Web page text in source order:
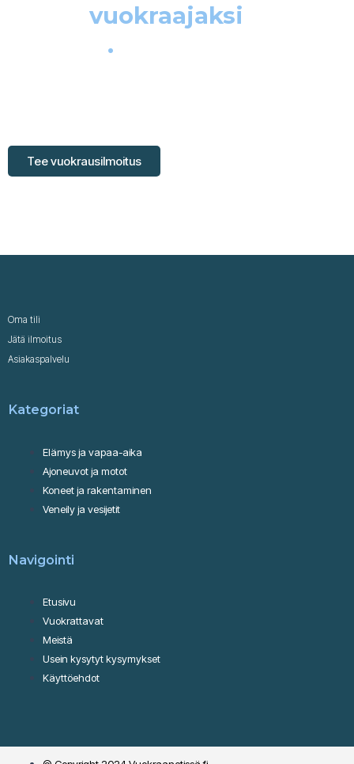
vuokraajaksi
.
Tee vuokrausilmoitus
Oma tili
Jätä ilmoitus
Asiakaspalvelu
Kategoriat
Elämys ja vapaa-aika
Ajoneuvot ja motot
Koneet ja rakentaminen
Veneily ja vesijetit
Navigointi
Etusivu
Vuokrattavat
Meistä
Usein kysytyt kysymykset
Käyttöehdot